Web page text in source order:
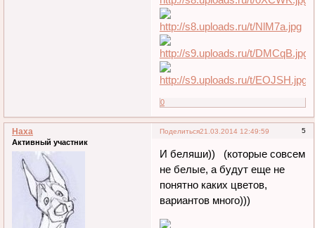
0
Поделиться 5
21.03.2014 12:49:59
Наха
Активный участник
И беляши)) (которые совсем
не белые, а будут еще не
понятно каких цветов,
вариантов много)))